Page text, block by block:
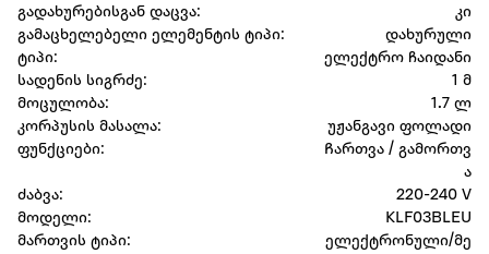
გადახურებისგან დაცვა:
კი
გამაცხელებელი ელემენტის ტიპი:
დახურული
ტიპი:
ელექტრო ჩაიდანი
სადენის სიგრძე:
1 მ
მოცულობა:
1.7 ლ
კორპუსის მასალა:
უჟანგავი ფოლადი
ფუნქციები:
Ჩართვა / გამორთვ
ა
ძაბვა:
220-240 V
მოდელი:
KLF03BLEU
მართვის ტიპი:
ელექტრონული/მე